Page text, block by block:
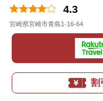
4.3
宮崎県宮崎市青島1-16-64
割